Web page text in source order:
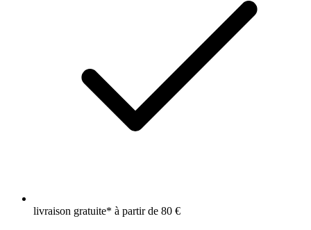
livraison gratuite* à partir de 80 €